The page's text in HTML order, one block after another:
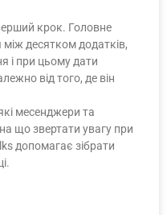
крок. Головне
десятком додатків,
і при цьому дати
від того, де він
месенджери та
що звертати увагу при
допомагає зібрати